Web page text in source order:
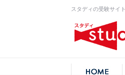
スタディの受験サイト